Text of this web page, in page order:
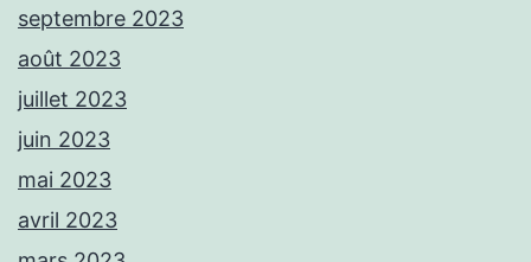
septembre 2023
août 2023
juillet 2023
juin 2023
mai 2023
avril 2023